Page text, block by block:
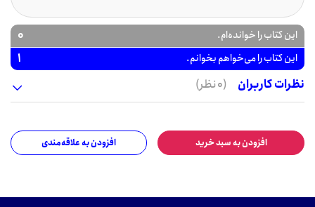
این کتاب را خوانده‌ام. 0
این کتاب را می‌خواهم بخوانم.
1
نظرات کاربران
(0 نظر)
افزودن به سبد خرید افزودن به علاقه‌مندی